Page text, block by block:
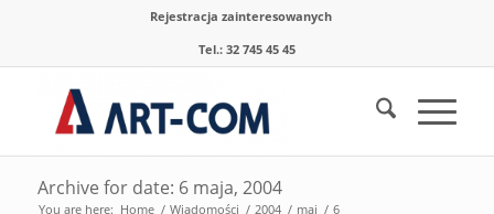
Rejestracja zainteresowanych
Tel.: 32 745 45 45
Archive for date: 6 maja, 2004
You are here: Home / Wiadomości / 2004 / maj / 6